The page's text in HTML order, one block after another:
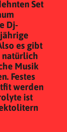
Set
Dj-
es gibt
natürlich
Musik
Festes
werden
ist